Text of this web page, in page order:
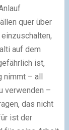
quer über
auf dem
ist,
nimmt – all
verwenden –
das nicht
ist der